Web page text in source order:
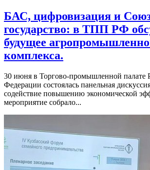
БАС, цифровизация и
государство: в ТПП РФ
будущее
комплекса.
30 июня в Торгово-промышленной палате
Федерации состоялась панельная
содействие повышению экономической
мероприятие собрало...